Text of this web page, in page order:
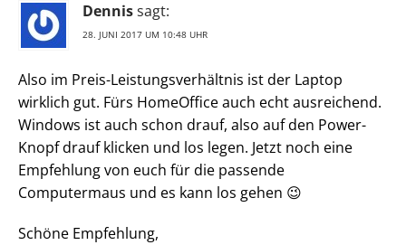
Dennissagt:
28. JUNI 2017 UM 10:48 UHR
Also im Preis-Leistungsverhältnis ist der Laptop
wirklich gut. Fürs HomeOffice auch echt ausreichend.
Windows ist auch schon drauf, also auf den Power-
Knopf drauf klicken und los legen. Jetzt noch eine
Empfehlung von euch für die passende
Computermaus und es kann los gehen 😉
Schöne Empfehlung,